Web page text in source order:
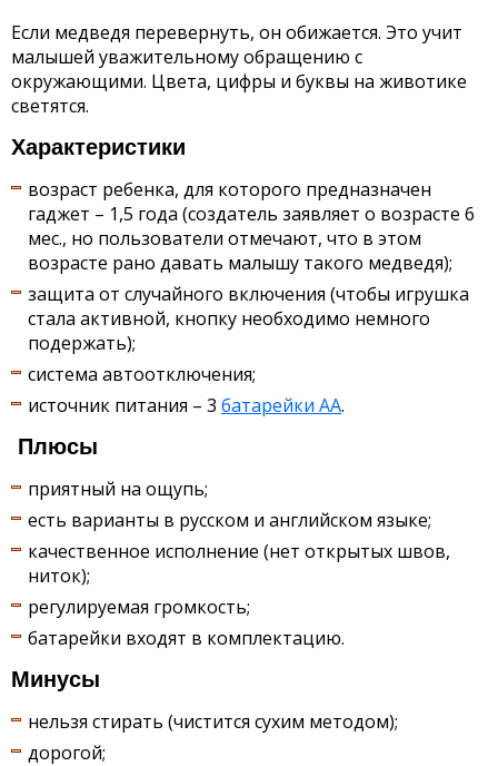
Если медведя перевернуть, он обижается. Это учит
малышей уважительному обращению с
окружающими. Цвета, цифры и буквы на животике
светятся.
Характеристики
возраст ребенка, для которого предназначен
гаджет – 1,5 года (создатель заявляет о возрасте 6
мес., но пользователи отмечают, что в этом
возрасте рано давать малышу такого медведя);
защита от случайного включения (чтобы игрушка
стала активной, кнопку необходимо немного
подержать);
система автоотключения;
источник питания – 3 батарейки АА.
Плюсы
приятный на ощупь;
есть варианты в русском и английском языке;
качественное исполнение (нет открытых швов,
ниток);
регулируемая громкость;
батарейки входят в комплектацию.
Минусы
нельзя стирать (чистится сухим методом);
дорогой;